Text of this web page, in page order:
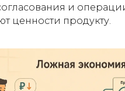
и
ценности продукту.